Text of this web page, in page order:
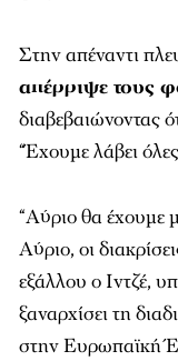
Στην απέναντι
απέρριψε τους
διαβεβαιώνοντας
“Έχουμε λάβει
“Αύριο θα έχουμε
Αύριο, οι
εξάλλου ο Ιντζέ,
ξαναρχίσει τη
στην Ευρωπαϊκή